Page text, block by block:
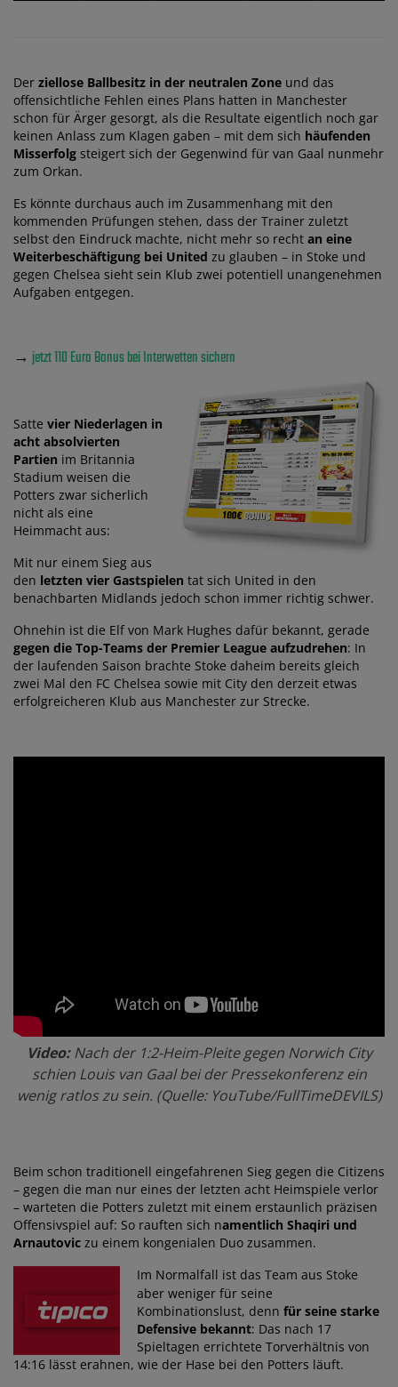
Der ziellose Ballbesitz in der neutralen Zone und das
offensichtliche Fehlen eines Plans hatten in Manchester
schon für Ärger gesorgt, als die Resultate eigentlich noch gar
keinen Anlass zum Klagen gaben – mit dem sich häufenden
Misserfolg steigert sich der Gegenwind für van Gaal nunmehr
zum Orkan.
Es könnte durchaus auch im Zusammenhang mit den
kommenden Prüfungen stehen, dass der Trainer zuletzt
selbst den Eindruck machte, nicht mehr so recht an eine
Weiterbeschäftigung bei United zu glauben – in Stoke und
gegen Chelsea sieht sein Klub zwei potentiell unangenehmen
Aufgaben entgegen.
→ jetzt 110 Euro Bonus bei Interwetten sichern
Satte vier Niederlagen in
acht absolvierten
Partien im Britannia
Stadium weisen die
Potters zwar sicherlich
nicht als eine
Heimmacht aus:
Mit nur einem Sieg aus
den letzten vier Gastspielen tat sich United in den
benachbarten Midlands jedoch schon immer richtig schwer.
Ohnehin ist die Elf von Mark Hughes dafür bekannt, gerade
gegen die Top-Teams der Premier League aufzudrehen: In
der laufenden Saison brachte Stoke daheim bereits gleich
zwei Mal den FC Chelsea sowie mit City den derzeit etwas
erfolgreicheren Klub aus Manchester zur Strecke.
Video:Nach der 1:2-Heim-Pleite gegen Norwich City
schien Louis van Gaal bei der Pressekonferenz ein
wenig ratlos zu sein. (Quelle: YouTube/FullTimeDEVILS)
Beim schon traditionell eingefahrenen Sieg gegen die Citizens
– gegen die man nur eines der letzten acht Heimspiele verlor
– warteten die Potters zuletzt mit einem erstaunlich präzisen
Offensivspiel auf: So rauften sich namentlich Shaqiri und
Arnautovic zu einem kongenialen Duo zusammen.
Im Normalfall ist das Team aus Stoke
aber weniger für seine
Kombinationslust, dennfür seine starke
Defensive bekannt: Das nach 17
Spieltagen errichtete Torverhältnis von
14:16 lässt erahnen, wie der Hase bei den Potters läuft.